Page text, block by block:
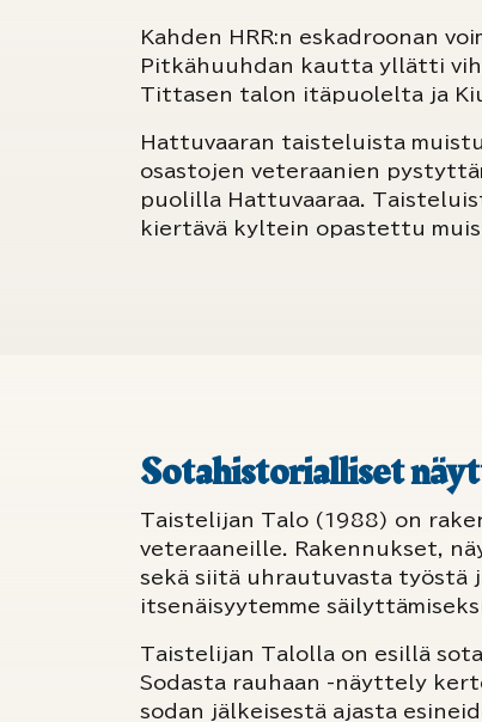
Kahden HRR:n eskadroonan
Pitkähuuhdan kautta yllätti
Tittasen talon itäpuolelta ja
Hattuvaaran taisteluista
osastojen veteraanien
puolilla Hattuvaaraa.
kiertävä kyltein opastettu
Sotahistorialliset
Taistelijan Talo (1988) on
veteraaneille. Rakennukset,
sekä siitä uhrautuvasta työstä
itsenäisyytemme
Taistelijan Talolla on esillä
Sodasta rauhaan -näyttely
sodan jälkeisestä ajasta